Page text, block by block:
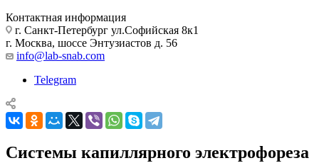
Контактная информация
г. Санкт-Петербург ул.Софийская 8к1
г. Москва, шоссе Энтузиастов д. 56
info@lab-snab.com
Telegram
Системы капиллярного электрофореза